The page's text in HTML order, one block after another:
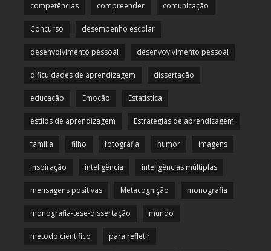
competências compreender comunicação
Concurso desempenho escolar
desenvolvimento pessoal desenvovlvimento pessoal
dificuldades de aprendizagem dissertação
educação Emoção Estatística
estilos de aprendizagem Estratégias de aprendizagem
familia filho fotografia humor imagens
inspiração inteligência inteligências múltiplas
mensagens positivas Metacognição monografia
monografia-tese-dissertação mundo
método científico para refletir